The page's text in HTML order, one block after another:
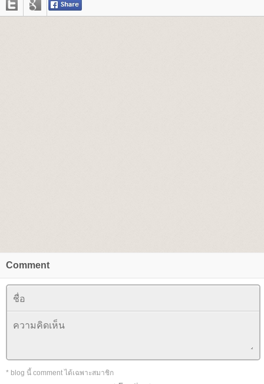
Comment
* blog นี้ comment ได้เฉพาะสมาชิก